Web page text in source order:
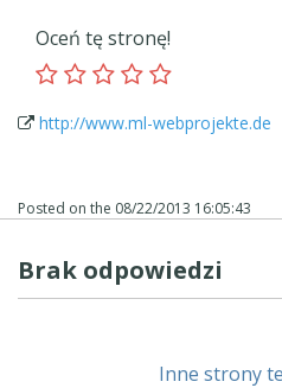
Oceń tę stronę!
http://www.ml-webprojekte.de
Posted on the 08/22/2013 16:05:43
Brak odpowiedzi
Inne strony